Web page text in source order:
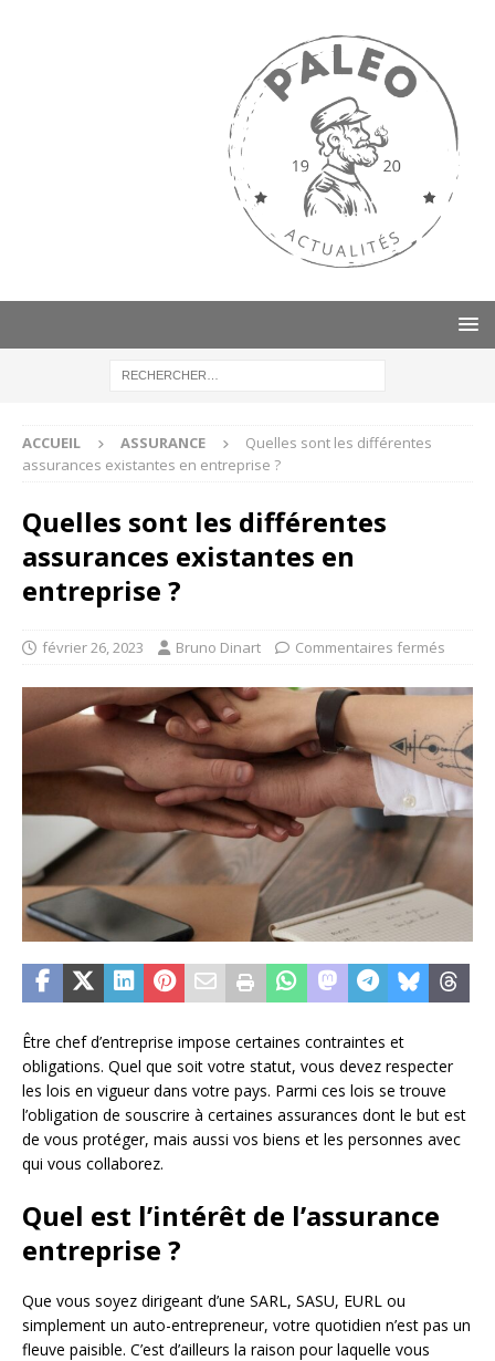
ACCUEIL ASSURANCE
Quelles sont les différentes
assurances existantes en entreprise ?
Quelles sont les différentes
assurances existantes en
entreprise ?
février 26, 2023 Bruno Dinart Commentaires fermés
Être chef d’entreprise impose certaines contraintes et
obligations. Quel que soit votre statut, vous devez respecter
les lois en vigueur dans votre pays. Parmi ces lois se trouve
l’obligation de souscrire à certaines assurances dont le but est
de vous protéger, mais aussi vos biens et les personnes avec
qui vous collaborez.
Quel est l’intérêt de l’assurance
entreprise ?
Que vous soyez dirigeant d’une SARL, SASU, EURL ou
simplement un auto-entrepreneur, votre quotidien n’est pas un
fleuve paisible. C’est d’ailleurs la raison pour laquelle vous